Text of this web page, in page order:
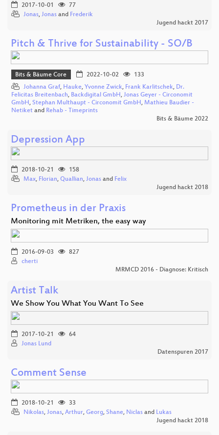
2017-10-01
77
Jonas, Jonas and Frederik
Jugend hackt 2017
Pitch & Thrive for Sustainability - SO/B
Bits & Bäume Core 2022-10-02
133
Johanna Graf, Hauke, Yvonne Zwick, Frank Karlitschek, Dr.
Felicitas Breitenbach, Backdigital GmbH, Jonas Geyer - Circonomit
GmbH, Stephan Multhaupt - Circonomit GmbH, Mathieu Baudier -
Netiket and Rehab - Timeprints
Bits & Bäume 2022
Depression App
2018-10-21
158
Max, Florian, Quallian, Jonas and Felix
Jugend hackt 2018
Prometheus in der Praxis
Monitoring mit Metriken, the easy way
2016-09-03
827
cherti
MRMCD 2016 - Diagnose: Kritisch
Artist Talk
We Show You What You Want To See
2017-10-21
64
Jonas Lund
Datenspuren 2017
Comment Sense
2018-10-21
33
Nikolas, Jonas, Arthur, Georg, Shane, Niclas and Lukas
Jugend hackt 2018